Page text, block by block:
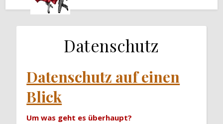
Datenschutz
Datenschutz auf einen
Blick
Um was geht es überhaupt?